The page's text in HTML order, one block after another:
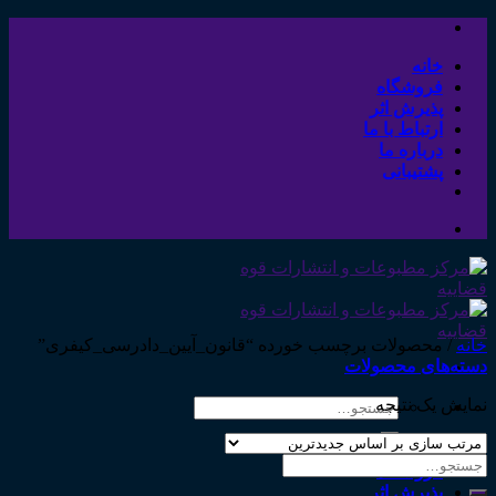
Skip
contentخانه
فروشگاه
پذیرش اثر
ارتباط با ما
درباره ما
پشتیبانی
جستجو
خانه
فروشگاه
پذیرش اثر
خانه /محصولات برچسب خورده “قانون_آیین_دادرسی_کیفری”
دسته‌های محصولات
نمایش یک نتیجه
جستجو